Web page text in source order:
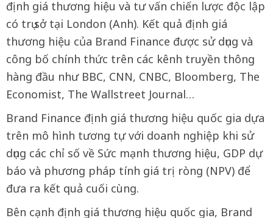
định giá thương hiệu và tư vấn chiến lược độc lập
có trụ sở tại London (Anh). Kết quả định giá
thương hiệu của Brand Finance được sử dụng và
công bố chính thức trên các kênh truyền thông
hàng đầu như BBC, CNN, CNBC, Bloomberg, The
Economist, The Wallstreet Journal…
Brand Finance định giá thương hiệu quốc gia dựa
trên mô hình tương tự với doanh nghiệp khi sử
dụng các chỉ số về Sức mạnh thương hiệu, GDP dự
báo và phương pháp tính giá trị ròng (NPV) để
đưa ra kết quả cuối cùng.
Bên cạnh định giá thương hiệu quốc gia, Brand